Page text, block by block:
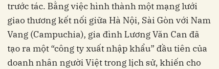
trước tác. Bằng việc hình thành một mạng lưới
giao thương kết nối giữa Hà Nội, Sài Gòn với Nam
Vang (Campuchia), gia đình Lương Văn Can đã
tạo ra một “công ty xuất nhập khẩu” đầu tiên của
doanh nhân người Việt trong lịch sử, khiến cho